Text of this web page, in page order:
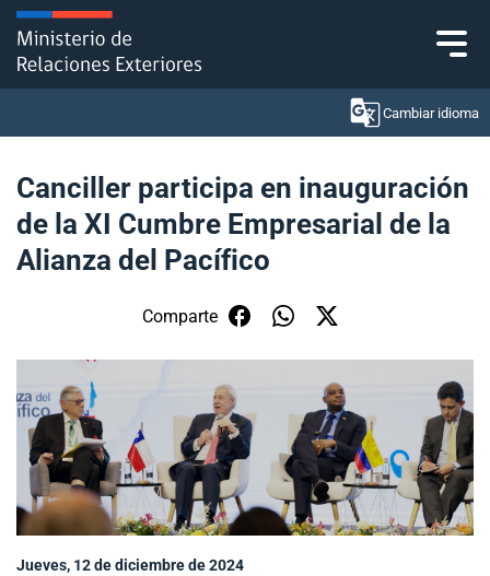
Click acá para ir directamente al contenido
Cambiar idioma
Ministerio
Política Exterior
Embajadas y consulados
Servicios ciudadanos
Subsecretaría de Relaciones Económicas
Internacionales
Sala de prensa
Canciller participa en inauguración
de la XI Cumbre Empresarial de la
Alianza del Pacífico
Comparte
Jueves, 12 de diciembre de 2024